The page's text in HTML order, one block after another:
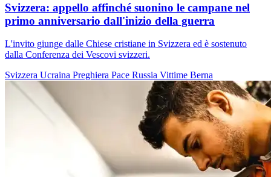
Svizzera: appello affinché suonino le campane nel
primo anniversario dall'inizio della guerra
L'invito giunge dalle Chiese cristiane in Svizzera ed è sostenuto
dalla Conferenza dei Vescovi svizzeri.
Svizzera Ucraina Preghiera Pace Russia Vittime Berna